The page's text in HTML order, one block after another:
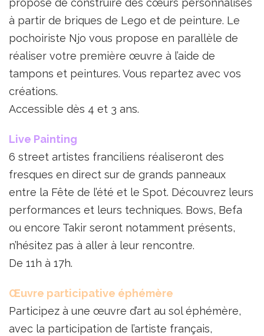
propose de construire des cœurs personnalisés
à partir de briques de Lego et de peinture. Le
pochoiriste Njo vous propose en parallèle de
réaliser votre première œuvre à l’aide de
tampons et peintures. Vous repartez avec vos
créations.
Accessible dès 4 et 3 ans.
Live Painting
6 street artistes franciliens réaliseront des
fresques en direct sur de grands panneaux
entre la Fête de l’été et le Spot. Découvrez leurs
performances et leurs techniques. Bows, Befa
ou encore Takir seront notamment présents,
n’hésitez pas à aller à leur rencontre.
De 11h à 17h.
Œuvre participative éphémère
Participez à une œuvre d’art au sol éphémère,
avec la participation de l’artiste français,